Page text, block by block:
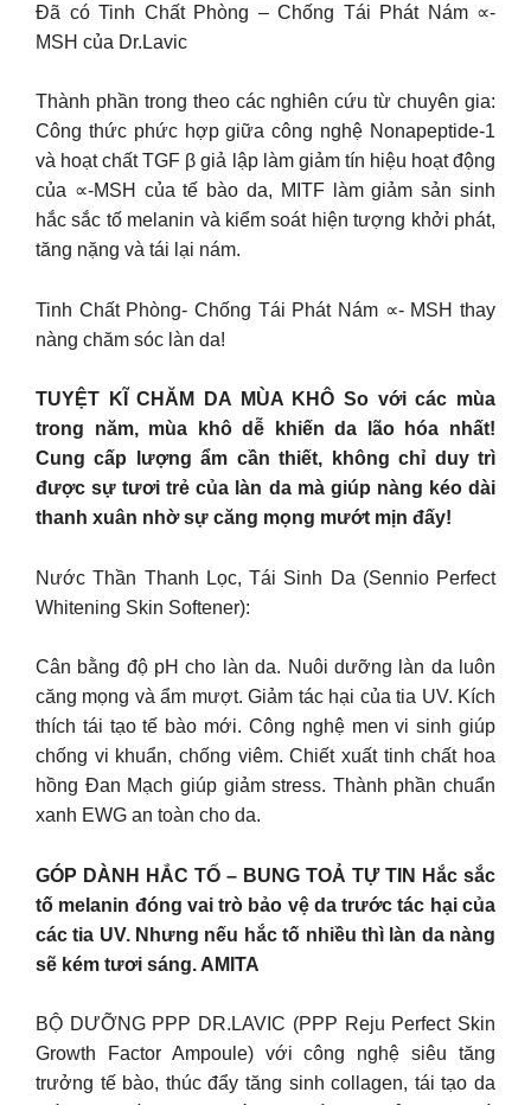
Đã có Tinh Chất Phòng – Chống Tái Phát Nám ∝-
MSH của Dr.Lavic
Thành phần trong theo các nghiên cứu từ chuyên gia:
Công thức phức hợp giữa công nghệ Nonapeptide-1
và hoạt chất TGF β giả lập làm giảm tín hiệu hoạt động
của ∝-MSH của tế bào da, MITF làm giảm sản sinh
hắc sắc tố melanin và kiểm soát hiện tượng khởi phát,
tăng nặng và tái lại nám.
Tinh Chất Phòng- Chống Tái Phát Nám ∝- MSH thay
nàng chăm sóc làn da!
TUYỆT KĨ CHĂM DA MÙA KHÔ So với các mùa
trong năm, mùa khô dễ khiến da lão hóa nhất!
Cung cấp lượng ẩm cần thiết, không chỉ duy trì
được sự tươi trẻ của làn da mà giúp nàng kéo dài
thanh xuân nhờ sự căng mọng mướt mịn đấy!
Nước Thần Thanh Lọc, Tái Sinh Da (Sennio Perfect
Whitening Skin Softener):
Cân bằng độ pH cho làn da. Nuôi dưỡng làn da luôn
căng mọng và ẩm mượt. Giảm tác hại của tia UV. Kích
thích tái tạo tế bào mới. Công nghệ men vi sinh giúp
chống vi khuẩn, chống viêm. Chiết xuất tinh chất hoa
hồng Đan Mạch giúp giảm stress. Thành phần chuẩn
xanh EWG an toàn cho da.
GÓP DÀNH HẮC TỐ – BUNG TOẢ TỰ TIN Hắc sắc
tố melanin đóng vai trò bảo vệ da trước tác hại của
các tia UV. Nhưng nếu hắc tố nhiều thì làn da nàng
sẽ kém tươi sáng. AMITA
BỘ DƯỠNG PPP DR.LAVIC (PPP Reju Perfect Skin
Growth Factor Ampoule) với công nghệ siêu tăng
trưởng tế bào, thúc đẩy tăng sinh collagen, tái tạo da